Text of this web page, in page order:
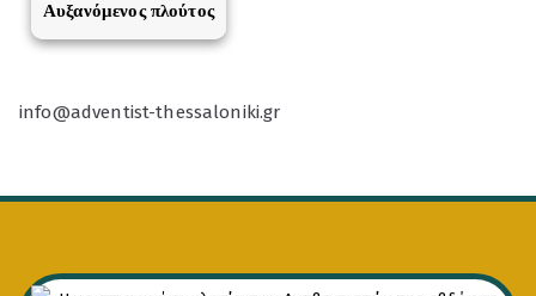
Αυξανόμενος πλούτος
info@adventist-thessaloniki.gr